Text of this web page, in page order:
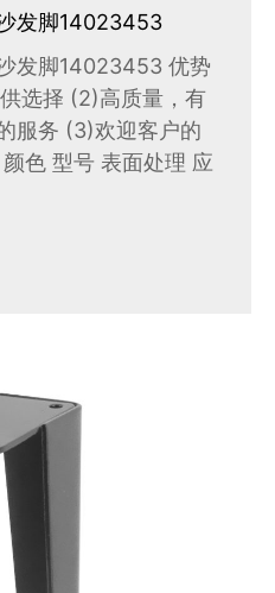
发脚14023453
发脚14023453 优势
选择 (2)高质量，有
服务 (3)欢迎客户的
色 型号 表面处理 应